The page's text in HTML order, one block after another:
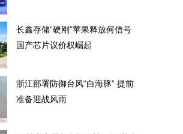
惜当下
长鑫存储“硬刚”苹果释放何信号
国产芯片议价权崛起
浙江部署防御台风“白海豚” 提前
准备迎战风雨